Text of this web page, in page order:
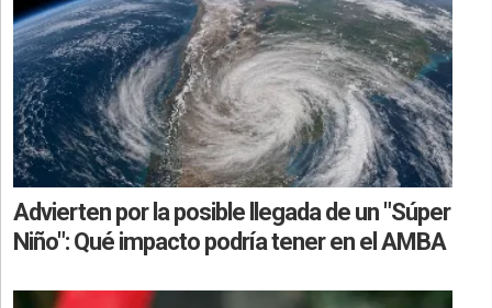
Advierten por la posible llegada de un "Súper
Niño": Qué impacto podría tener en el AMBA